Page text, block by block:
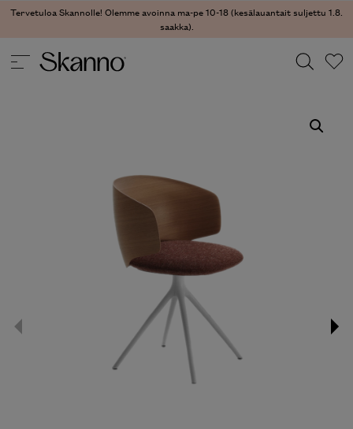
Tervetuloa Skannolle! Olemme avoinna ma-pe 10-18 (kesälauantait suljettu 1.8.
saakka).